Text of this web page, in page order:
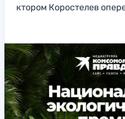
ктором Коростелев